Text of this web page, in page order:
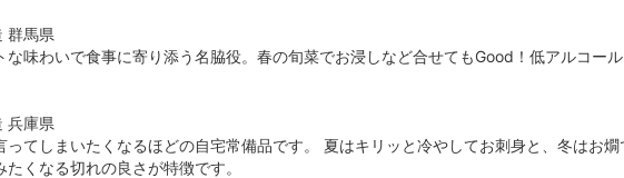
群馬県
な味わいで食事に寄り添う名脇役。春の旬菜でお浸しなど合せてもGood！低アルコー
兵庫県
てしまいたくなるほどの自宅常備品です。 夏はキリッと冷やしてお刺身と、冬はお
くなる切れの良さが特徴です。